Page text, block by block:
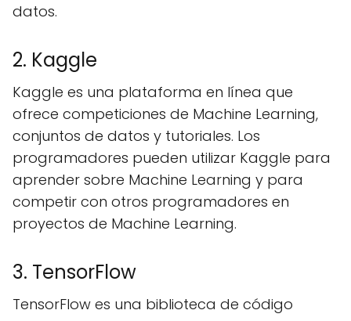
datos.
2. Kaggle
Kaggle es una plataforma en línea que
ofrece competiciones de Machine Learning,
conjuntos de datos y tutoriales. Los
programadores pueden utilizar Kaggle para
aprender sobre Machine Learning y para
competir con otros programadores en
proyectos de Machine Learning.
3. TensorFlow
TensorFlow es una biblioteca de código